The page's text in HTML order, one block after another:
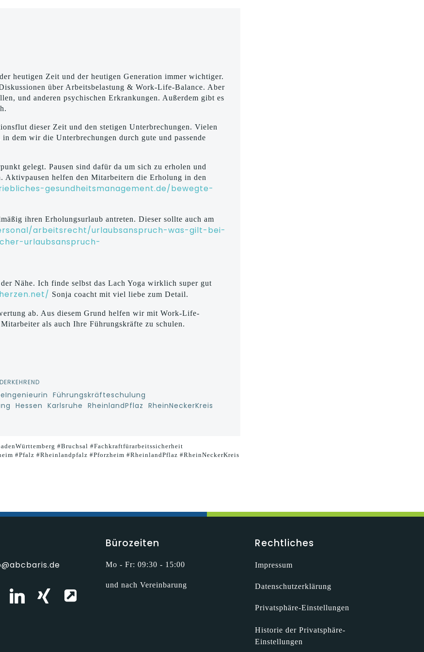
heutigen Zeit und der heutigen Generation immer wichtiger.
über Arbeitsbelastung & Work-Life-Balance. Aber
und anderen psychischen Erkrankungen. Außerdem gibt es
dieser Zeit und den stetigen Unterbrechungen. Vielen
dem wir die Unterbrechungen durch gute und passende
gelegt. Pausen sind dafür da um sich zu erholen und
Aktivpausen helfen den Mitarbeitern die Erholung in den
gesundheitsmanagement.de/bewegte-
ihren Erholungsurlaub antreten. Dieser sollte auch am
arbeitsrecht/urlaubsanspruch-was-gilt-bei-
urlaubsanspruch-
Nähe. Ich finde selbst das Lach Yoga wirklich super gut
Sonja coacht mit viel liebe zum Detail.
ab. Aus diesem Grund helfen wir mit Work-Life-
als auch Ihre Führungskräfte zu schulen.
Führungskräfteschulung
Hessen Karlsruhe RheinlandPflaz RheinNeckerKreis
#Bruchsal #Fachkraftfürarbeitssicherheit
#Pfalz #Rheinlandpfalz #Pforzheim #RheinlandPflaz #RheinNeckerKreis
Bürozeiten
Mo - Fr: 09:30 - 15:00
und nach Vereinbarung
Rechtliches
Impressum
Datenschutzerklärung
Privatsphäre-Einstellungen
Historie der Privatsphäre-
Einstellungen